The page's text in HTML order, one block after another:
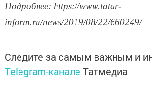
Подробнее: https://www.tatar-
inform.ru/news/2019/08/22/660249/
Следите за самым важным и
Telegram-канале Татмедиа